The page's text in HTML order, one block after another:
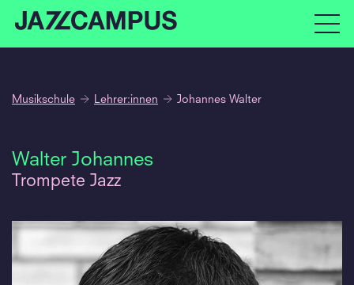
Musikschule Lehrer:innen Johannes Walter
Walter Johannes
Trompete Jazz